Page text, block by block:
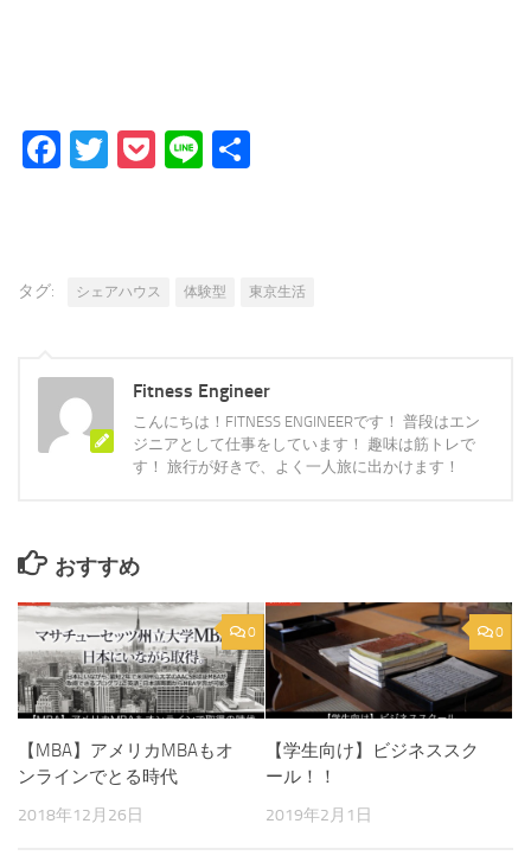
Facebook
Twitter
Pocket
Line
タグ: シェアハウス 体験型 東京生活
Fitness Engineer
こんにちは！FITNESS ENGINEERです！ 普段はエン
ジニアとして仕事をしています！ 趣味は筋トレで
す！ 旅行が好きで、よく一人旅に出かけます！
おすすめ
0
【MBA】アメリカMBAもオ
ンラインでとる時代
2018年12月26日
0
【学生向け】ビジネススク
ール！！
2019年2月1日